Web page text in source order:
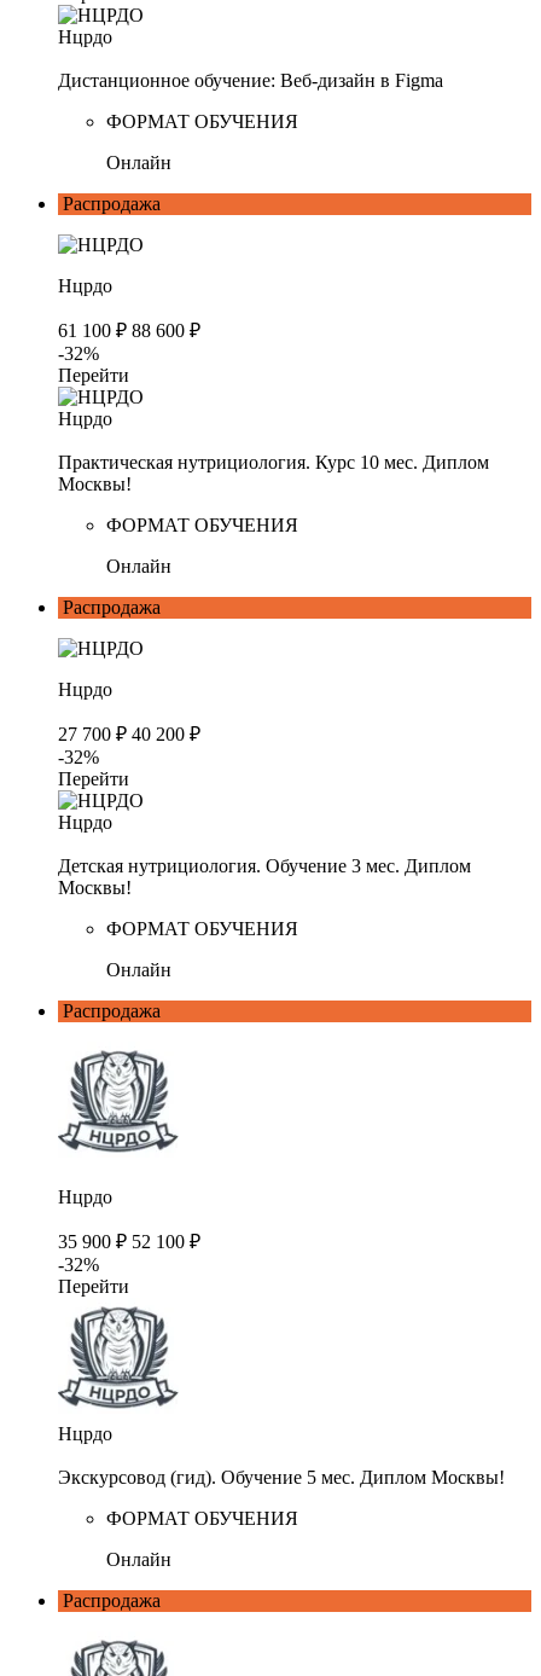
Нцрдо
Дистанционное обучение: Веб-дизайн в Figma
ФОРМАТ ОБУЧЕНИЯ
Онлайн
Распродажа
Нцрдо
61 100 ₽ 88 600 ₽
-32%
Перейти
Нцрдо
Практическая нутрициология. Курс 10 мес. Диплом
Москвы!
ФОРМАТ ОБУЧЕНИЯ
Онлайн
Распродажа
Нцрдо
27 700 ₽ 40 200 ₽
-32%
Перейти
Нцрдо
Детская нутрициология. Обучение 3 мес. Диплом
Москвы!
ФОРМАТ ОБУЧЕНИЯ
Онлайн
Распродажа
Нцрдо
35 900 ₽ 52 100 ₽
-32%
Перейти
Нцрдо
Экскурсовод (гид). Обучение 5 мес. Диплом Москвы!
ФОРМАТ ОБУЧЕНИЯ
Онлайн
Распродажа